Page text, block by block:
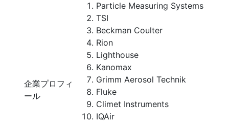
企業プロフィ
ール
Particle Measuring Systems
TSI
Beckman Coulter
Rion
Lighthouse
Kanomax
Grimm Aerosol Technik
Fluke
Climet Instruments
IQAir